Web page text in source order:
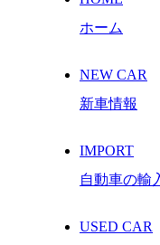
ホーム
NEW CAR
新車情報
IMPORT
自動車の輸
USED CAR